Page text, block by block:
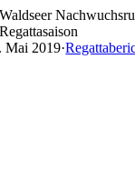
Skip
to
content
Waldseer
Regattasaison
Mai 2019·